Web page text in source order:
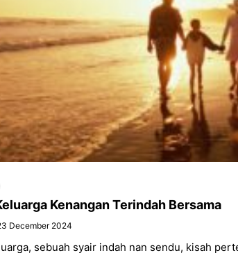
Liburan Keluarga Kenangan Terindah Bersama
December 2024
sebuah syair indah nan sendu, kisah